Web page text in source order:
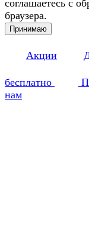
соглашаетесь с
браузера.
Принимаю
Акции
бесплатно
нам